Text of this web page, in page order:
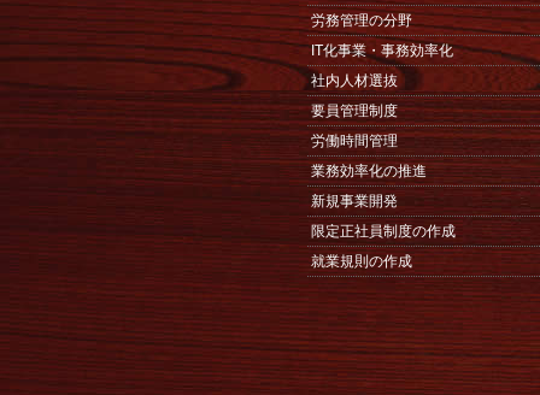
労務管理の分野
IT化事業・事務効率化
社内人材選抜
要員管理制度
労働時間管理
業務効率化の推進
新規事業開発
限定正社員制度の作成
就業規則の作成